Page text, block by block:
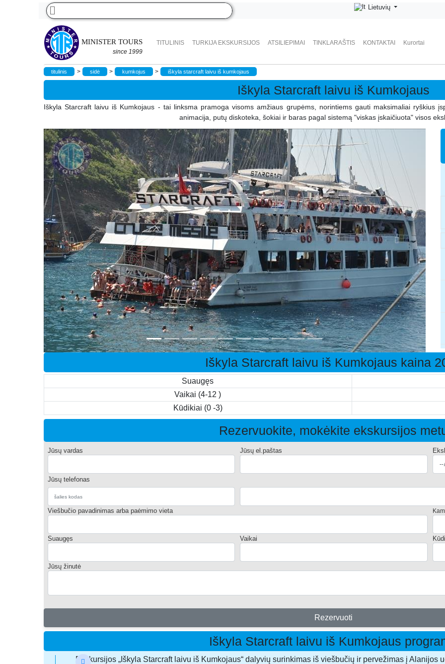
MINISTER TOURS
since 1999
TITULINIS TURKIJA EKSKURSIJOS ATSILIEPIMAI TINKLARAŠTIS KONTAKTAI Kurortai
Lietuvių
titulinis > sidė > kumkojus > iškyla starcraft laivu iš kumkojaus
Iškyla Starcraft laivu iš Kumkojaus
Iškyla Starcraft laivu iš Kumkojaus - tai linksma pramoga visoms amžiaus grupėms, norintiems gauti maksimaliai ryškius
animacija, putų diskoteka, šokiai ir baras pagal sistemą "viskas įskaičiuota" visos
Iškyla Starcraft laivu iš Kumkojaus kaina
Suaugęs
Vaikai (4-12 )
Kūdikiai (0 -3)
Rezervuokite, mokėkite ekskursijos
Jūsų vardas Jūsų el.paštas
Jūsų telefonas
Viešbučio pavadinimas arba paėmimo vieta
Suaugęs Vaikai
Jūsų žinutė
Rezervuoti
Iškyla Starcraft laivu iš Kumkojaus
Ekskursijos „Iškyla Starcraft laivu iš Kumkojaus“ dalyvių surinkimas iš viešbučių ir pervežimas į Alanijos